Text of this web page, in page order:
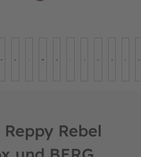
Rebel